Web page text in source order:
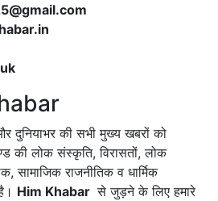
दुनियाभर की सभी मुख्य खबरों को
की लोक संस्कृति, विरासतों, लोक
सामाजिक राजनीतिक व धार्मिक
Him Khabar से जुड़ने के लिए हमारे